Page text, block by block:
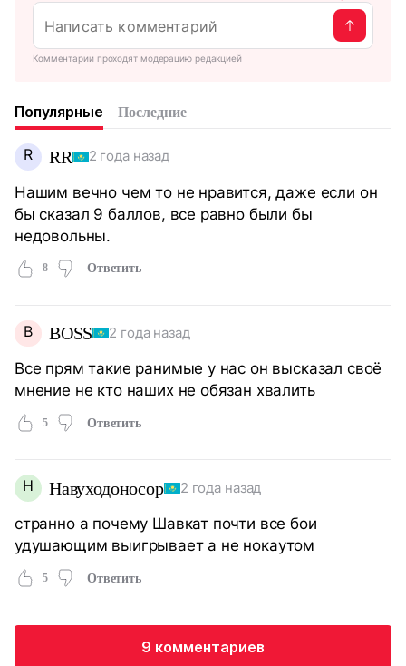
Комментарии проходят модерацию редакцией
Популярные Последние
R RR 2 года назад
Нашим вечно чем то не нравится, даже если он
бы сказал 9 баллов, все равно были бы
недовольны.
8 Ответить
B BOSS 2 года назад
Все прям такие ранимые у нас он высказал своё
мнение не кто наших не обязан хвалить
5 Ответить
Н Навуходоносор 2 года назад
странно а почему Шавкат почти все бои
удушающим выигрывает а не нокаутом
5 Ответить
9 комментариев